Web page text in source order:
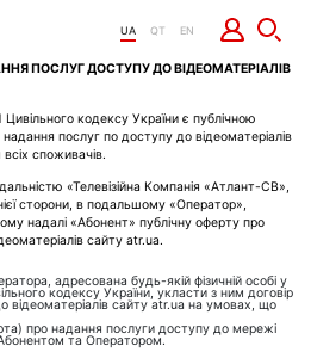
UA QT EN
ПОСЛУГ ДОСТУПУ ДОВІДЕОМАТЕРІАЛІВ
кодексу України є публічною
послуг по доступу до відеоматеріалів
споживачів.
«Телевізійна Компанія «Атлант-СВ»,
сторони, в подальшому «Оператор»,
надалі «Абонент» публічну оферту про
сайту atr.ua.
адресована будь-якій фізичній особі у
кодексу України, укласти з ним договір
відеоматеріалів сайту atr.ua на умовах, що
про надання послуги доступу до мережі
та Оператором.